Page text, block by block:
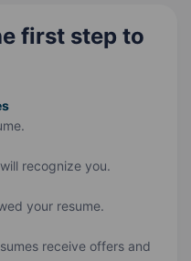
first step to
recognize you.
your resume.
receive offers and